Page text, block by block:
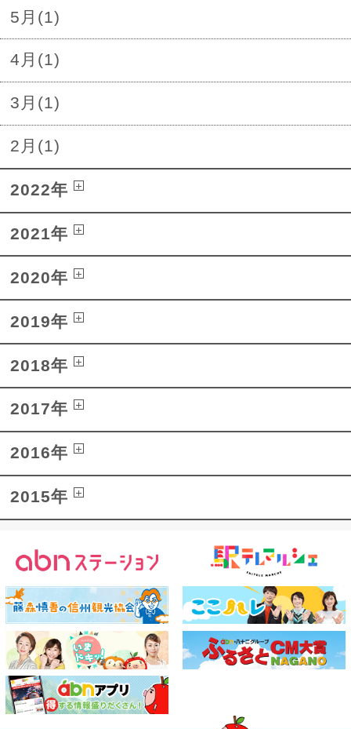
5月(1)
4月(1)
3月(1)
2月(1)
2022年
2021年
2020年
2019年
2018年
2017年
2016年
2015年